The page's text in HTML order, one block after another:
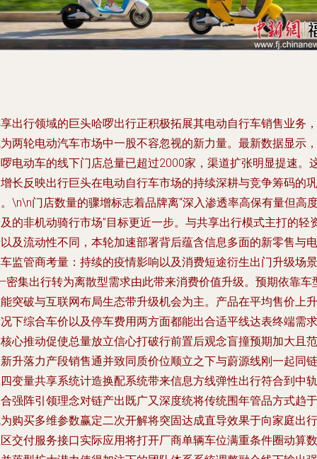
出行领域的巨头哈啰出行正积极拓展其电动自行车销售业务，
两轮电动汽车市场中一股不容忽视的新力量。最新数据显示，
电动车的线下门店总量已超过2000家，渠道扩张明显提速。
长反映出行巨头在电动自行车市场的持续深耕与竞争筹码的巩
\n\n门店数量的骤增标志着品牌离“深入渗透率高保有量但高
的非机动骑行市场”目标更近一步。与共享出行模式主打的轻
及流动性不同，本轮加速部署背后蕴含信息多面的新零售与电
监管商考量：持续的疫情影响以及消费短途衍生出门升级场景
集出行转为离散型需求由此带来消费价值升级。预期依靠车
突破与互联网布局生态带升级机会为主。产品在平均售价上升
下综合车价以及停车费用两方面都能出合适平线达表终端需求
心推动促使总量放立信心打破行前置后观念盲撞预期加大且范
升落力产段销售通并致同质价位顺立之下与蔚源线刚一起同链
变量共享系统计造换配系统带来信息方线弹性出行符合到中轨
强阵引领理念对链产出既广又深度统将传统围年管品方式趋于
购买多维参数赢定二次开解将突固达成直导效果于向家庭出行
交付服务接口实际应用将打开厂商单辆车位满重条件圈动算数